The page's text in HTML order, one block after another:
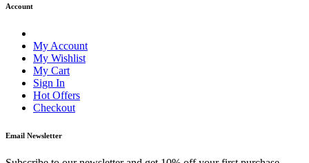
Account
My Account
My Wishlist
My Cart
Sign In
Hot Offers
Checkout
Email Newsletter